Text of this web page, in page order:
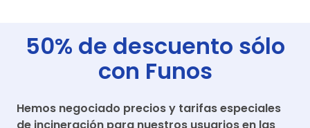
50% de descuento sólo
con Funos
Hemos negociado precios y tarifas especiales